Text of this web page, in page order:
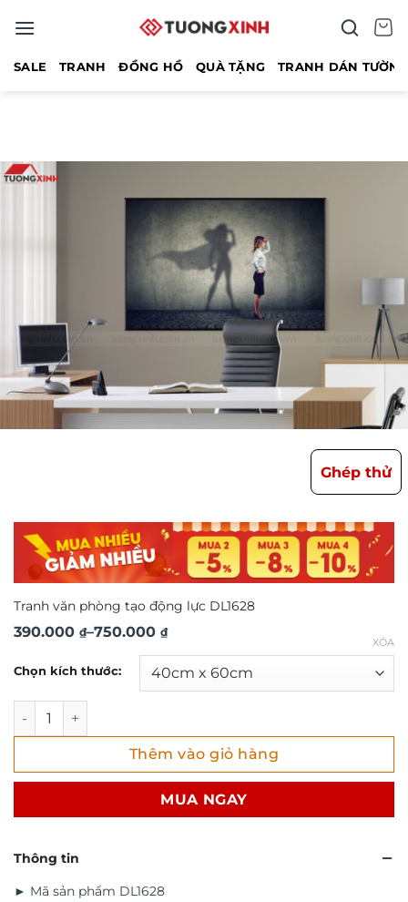
qua
SALE TRANH ĐỒNG HỒ QUÀ TẶNG TRANH DÁN
Ghép thử
Tranh văn phòng tạo động lực DL1628
390.000 ₫–750.000 ₫
Khoảng
390.000 ₫
đến
750.000 ₫
Chọn kích thước:
XÓA
Tranh văn phòng tạo động lực DL1628 số lượng
Thêm vào giỏ hàng
MUA NGAY
Thông tin
► Mã sản phẩm DL1628